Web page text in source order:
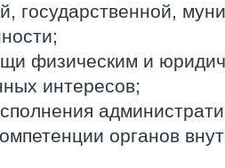
государственной,
физическим и
интересов;
органов